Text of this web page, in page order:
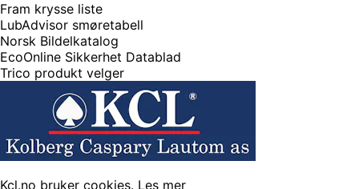
Fram krysse liste
LubAdvisor smøretabell
Norsk Bildelkatalog
EcoOnline Sikkerhet Datablad
Trico produkt velger
Kcl.no bruker cookies. Les mer